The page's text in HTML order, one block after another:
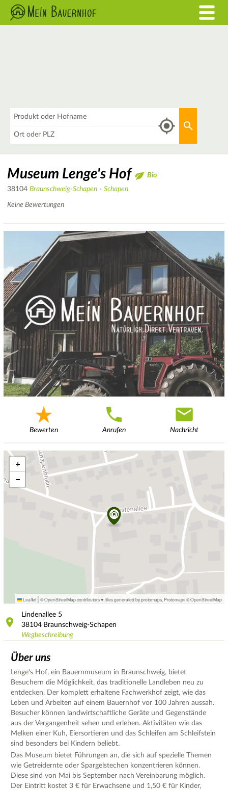
Museum Lenge's Hof
Bio
38104 Braunschweig-Schapen - Schapen
Keine Bewertungen
Bewerten Anrufen Nachricht
+
−
Leaflet | © OpenStreetMap contributors ♥, tiles generated by protomaps Protomaps©OpenStreetMap
Lindenallee 5
38104 Braunschweig-Schapen
Wegbeschreibung
Über uns
Lenge's Hof, ein Bauernmuseum in Braunschweig, bietet
Besuchern die Möglichkeit, das traditionelle Landleben neu zu
entdecken. Der komplett erhaltene Fachwerkhof zeigt, wie das
Leben und Arbeiten auf einem Bauernhof vor 100 Jahren aussah.
Besucher können landwirtschaftliche Geräte und Gegenstände
aus der Vergangenheit sehen und erleben. Aktivitäten wie das
Melken einer Kuh, Eiersortieren und das Schleifen am Schleifstein
sind besonders bei Kindern beliebt.
Das Museum bietet Führungen an, die sich auf spezielle Themen
wie Getreidernte oder Spargelstechen konzentrieren können.
Diese sind von Mai bis September nach Vereinbarung möglich.
Der Eintritt kostet 3 € für Erwachsene und 1,50 € für Kinder,